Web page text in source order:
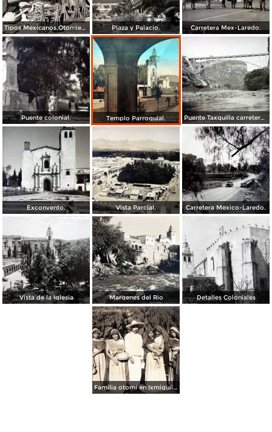
Tipos Mexicanos.Otomies vendedores de cohetes. Plaza y Palacio. Carretera Mex-Laredo.
Puente colonial. Templo Parroquial. Puente Taxquilla carretera Mexico -Laredo.
Exconvento. Vista Parcial. Carretera Mexico-Laredo.
Vista de la Iglesia Margenes del Rio Detalles Coloniales
Familia otomí en Ixmiquilpan